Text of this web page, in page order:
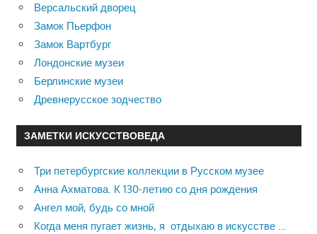
Версальский дворец
Замок Пьерфон
Замок Вартбург
Лондонские музеи
Берлинские музеи
Древнерусское зодчество
ЗАМЕТКИ ИСКУССТВОВЕДА
Три петербургские коллекции в Русском музее
Анна Ахматова. К 130-летию со дня рождения
Ангел мой, будь со мной
Когда меня пугает жизнь, я отдыхаю в искусстве …